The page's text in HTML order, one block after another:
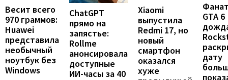
Весит всего
970 граммов:
Huawei
представила
необычный
ноутбук без
Windows
ChatGPT
прямо на
запястье:
Rollme
анонсировала
доступные
ИИ-часы за 40
Xiaomi
выпустила
Redmi 17, но
новый
смартфон
оказался
хуже
GTA 6
дату